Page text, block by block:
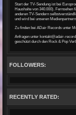
Start der TV-Sendung ist bei
Haushalte von 340.000). Fernsehen
anderen TV-Sendern
und wird bei unseren
Zu finden bei ADair Records unter
Anfragen unter kontakt@adair-
geschützt durch den Rock & Pop
FOLLOWERS:
RECENTLY RATED: